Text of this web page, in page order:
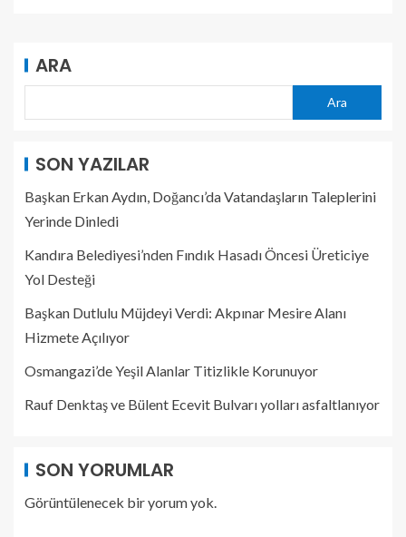
ARA
Ara
SON YAZILAR
Başkan Erkan Aydın, Doğancı’da Vatandaşların Taleplerini
Yerinde Dinledi
Kandıra Belediyesi’nden Fındık Hasadı Öncesi Üreticiye
Yol Desteği
Başkan Dutlulu Müjdeyi Verdi: Akpınar Mesire Alanı
Hizmete Açılıyor
Osmangazi’de Yeşil Alanlar Titizlikle Korunuyor
Rauf Denktaş ve Bülent Ecevit Bulvarı yolları asfaltlanıyor
SON YORUMLAR
Görüntülenecek bir yorum yok.